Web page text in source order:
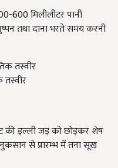
मिलीलीटर पानी
तथा दाना भरते समय करनी
की इल्ली जड़ को छोड़कर शेष
से प्रारम्भ में तना सूख